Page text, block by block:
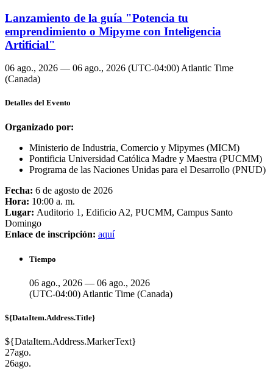
Lanzamiento de la guía "Potencia tu
emprendimiento o Mipyme con Inteligencia
Artificial"
06 ago., 2026 — 06 ago., 2026 (UTC-04:00) Atlantic Time
(Canada)
Detalles del Evento
Organizado por:
Ministerio de Industria, Comercio y Mipymes (MICM)
Pontificia Universidad Católica Madre y Maestra (PUCMM)
Programa de las Naciones Unidas para el Desarrollo (PNUD)
Fecha: 6 de agosto de 2026
Hora: 10:00 a. m.
Lugar: Auditorio 1, Edificio A2, PUCMM, Campus Santo
Domingo
Enlace de inscripción: aquí
Tiempo
06 ago., 2026 — 06 ago., 2026
(UTC-04:00) Atlantic Time (Canada)
${DataItem.Address.Title}
${DataItem.Address.MarkerText}
27ago.
26ago.